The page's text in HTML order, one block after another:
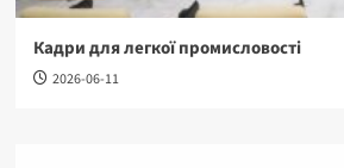
Кадри для легкої промисловості
2026-06-11